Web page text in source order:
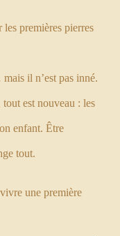
les premières pierres
il n’est pas inné.
est nouveau : les
enfant. Être
tout.
une première